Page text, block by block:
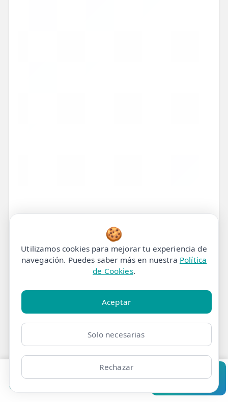
Clínicas
Tratamiento de
Fisioterapia para Dolor
en la Región Glútea en
Nuestro Protocolo de
Pedir cita Consultar
🍪
Utilizamos cookies para mejorar tu experiencia de
navegación. Puedes saber más en nuestra Política
de Cookies.
Aceptar
Solo necesarias
Rechazar